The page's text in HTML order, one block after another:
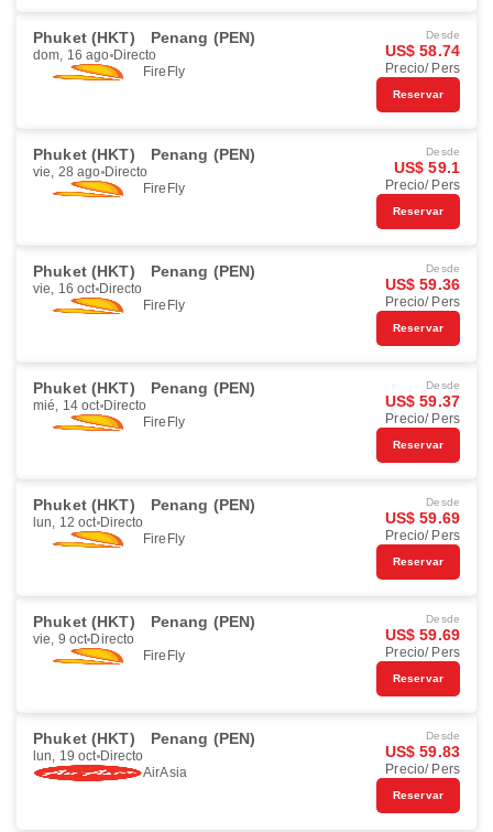
Phuket (HKT) Penang (PEN)
dom, 16 ago Directo
FireFly
Desde
US$ 58.74
Precio/ Pers
Reservar
Phuket (HKT) Penang (PEN)
vie, 28 ago Directo
FireFly
Desde
US$ 59.1
Precio/ Pers
Reservar
Phuket (HKT) Penang (PEN)
vie, 16 oct Directo
FireFly
Desde
US$ 59.36
Precio/ Pers
Reservar
Phuket (HKT) Penang (PEN)
mié, 14 oct Directo
FireFly
Desde
US$ 59.37
Precio/ Pers
Reservar
Phuket (HKT) Penang (PEN)
lun, 12 oct Directo
FireFly
Desde
US$ 59.69
Precio/ Pers
Reservar
Phuket (HKT) Penang (PEN)
vie, 9 oct Directo
FireFly
Desde
US$ 59.69
Precio/ Pers
Reservar
Phuket (HKT) Penang (PEN)
lun, 19 oct Directo
AirAsia
Desde
US$ 59.83
Precio/ Pers
Reservar